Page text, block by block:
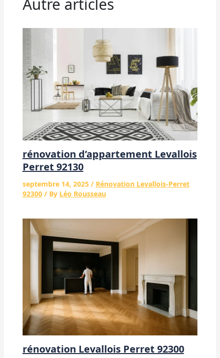
Autre articles
rénovation d’appartement Levallois
Perret 92130
septembre 14, 2025 / Rénovation Levallois-Perret
92300/ By Léo Rousseau
rénovation Levallois Perret 92300